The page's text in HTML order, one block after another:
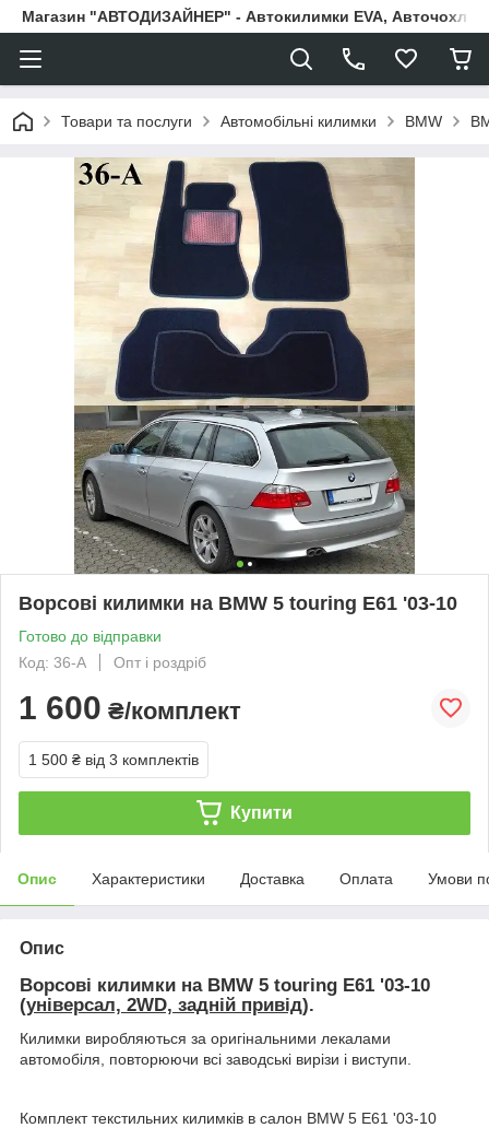
Магазин "АВТОДИЗАЙНЕР" - Автокилимки EVA, Авточохли,
Товари та послуги Автомобільні килимки BMW
Ворсові килимки на BMW 5 touring E61 '03-10
Готово до відправки
Код: 36-А
Опт і роздріб
1 600 ₴/комплект
1 500 ₴ від 3 комплектів
Купити
Опис Характеристики Доставка Оплата Умови
Опис
Ворсові килимки на BMW 5 touring E61 '03-10
(універсал, 2WD, задній привід).
Килимки виробляються за оригінальними лекалами
автомобіля, повторюючи всі заводські вирізи і виступи.
Комплект текстильних килимків в салон BMW 5 E61 '03-10